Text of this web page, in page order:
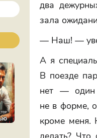
два
зала
— Наш! —
А я
В поезде
нет — один
не в форме,
кроме меня.